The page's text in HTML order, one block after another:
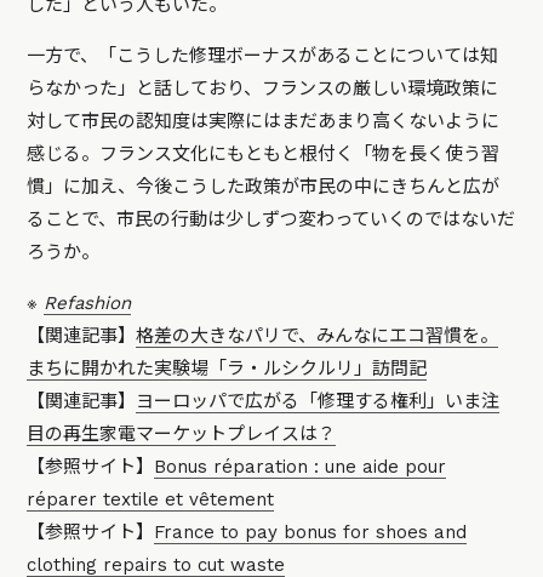
した」という人もいた。
一方で、「こうした修理ボーナスがあることについては知
らなかった」と話しており、フランスの厳しい環境政策に
対して市民の認知度は実際にはまだあまり高くないように
感じる。フランス文化にもともと根付く「物を長く使う習
慣」に加え、今後こうした政策が市民の中にきちんと広が
ることで、市民の行動は少しずつ変わっていくのではないだ
ろうか。
※ Refashion
【関連記事】格差の大きなパリで、みんなにエコ習慣を。
まちに開かれた実験場「ラ・ルシクルリ」訪問記
【関連記事】 ヨーロッパで広がる「修理する権利」いま注
目の再生家電マーケットプレイスは？
【参照サイト】 Bonus réparation : une aide pour
réparer textile et vêtement
【参照サイト】 France to pay bonus for shoes and
clothing repairs to cut waste